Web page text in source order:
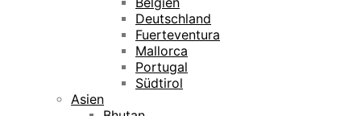
Deutschland
Fuerteventura
Mallorca
Portugal
Südtirol
Asien